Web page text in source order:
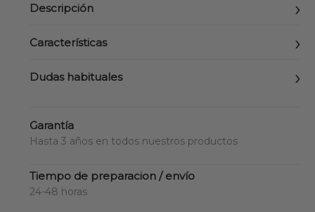
Descripción
Características
Dudas habituales
Garantía
Hasta 3 años en todos nuestros productos
Tiempo de preparacion / envío
24-48 horas